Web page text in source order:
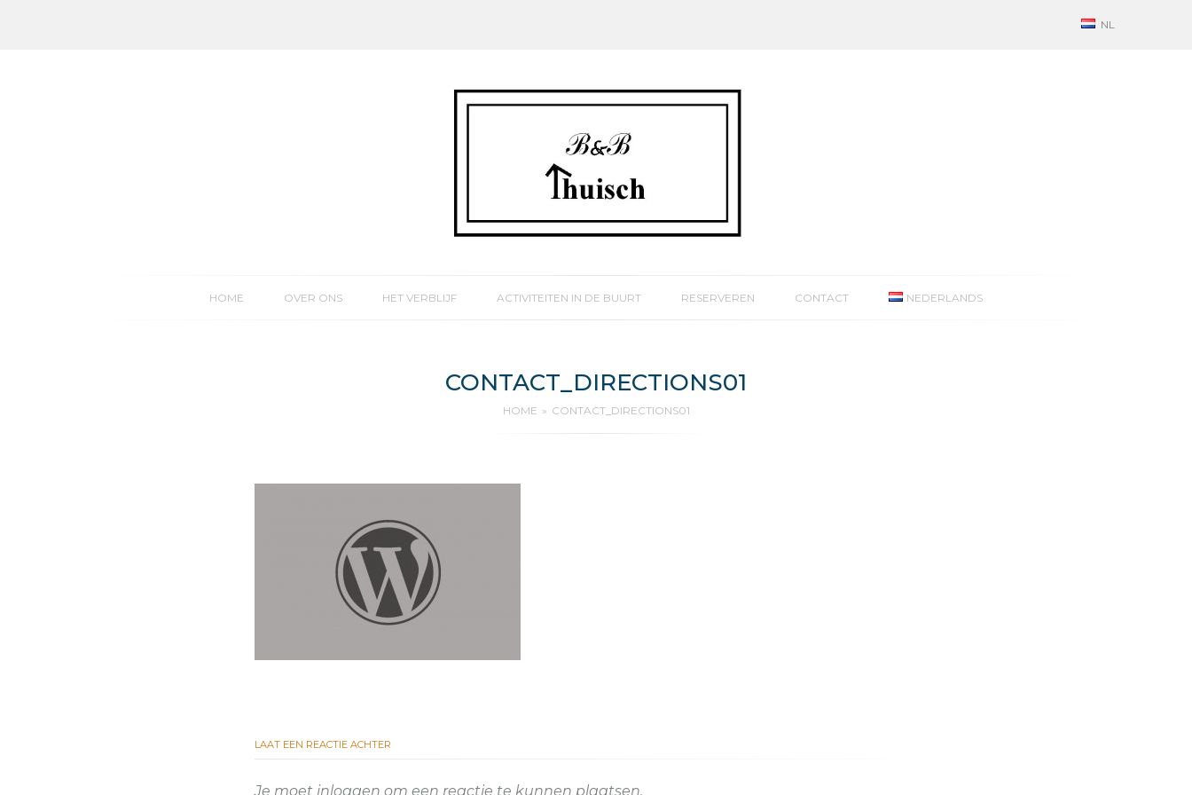
NL
HOME OVER ONS HET VERBLIJF ACTIVITEITEN IN DE BUURT RESERVEREN CONTACT NEDERLANDS
CONTACT_DIRECTIONS01
HOME CONTACT_DIRECTIONS01
LAAT EEN REACTIE ACHTER
Je moet inloggen om een reactie te kunnen plaatsen.